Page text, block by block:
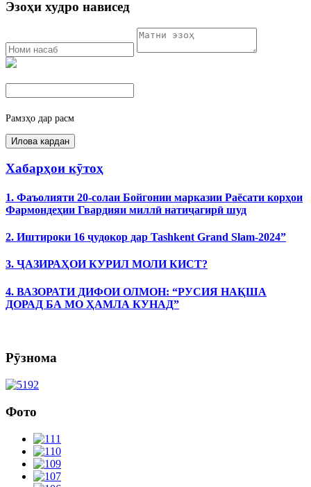
Эзоҳи худро нависед
Рамзҳо дар расм
Хабарҳои кӯтоҳ
1. Фаъолияти 20-солаи Бойгонии марказии Раёсати корҳои
Фармондеҳии Гвардияи миллӣ натиҷагирӣ шуд
2. Иштироки 16 ҷудокор дар Tashkent Grand Slam-2024”
3. ҶАЗИРАҲОИ КУРИЛ МОЛИ КИСТ?
4. ВАЗОРАТИ ДИФОИ ОЛМОН: “РУСИЯ НАҚША
ДОРАД БА МО ҲАМЛА КУНАД”
Рӯзнома
Фото